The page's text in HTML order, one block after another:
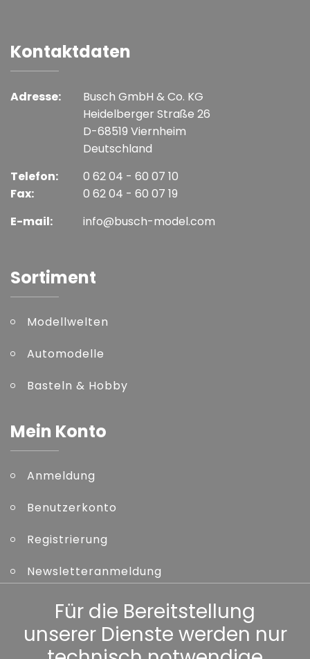
Kontaktdaten
Adresse:
Busch GmbH & Co. KG
Heidelberger Straße 26
D-68519 Viernheim
Deutschland
Telefon:
Fax:
0 62 04 - 60 07 10
0 62 04 - 60 07 19
E-mail:
info@busch-model.com
Sortiment
Modellwelten
Automodelle
Basteln & Hobby
Mein Konto
Anmeldung
Benutzerkonto
Registrierung
Newsletteranmeldung
Kennwort vergessen
Sonstiges
Für die Bereitstellung
unserer Dienste werden nur